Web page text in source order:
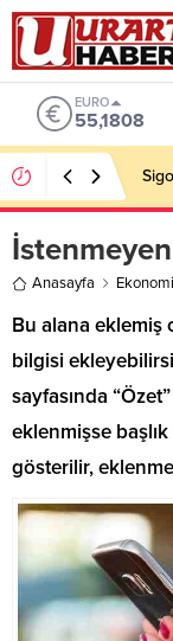
EURO
55,1808
Anasayfa Ekonomi
Bu alana eklemiş
bilgisi
sayfasında
eklenmişse
gösterilir,